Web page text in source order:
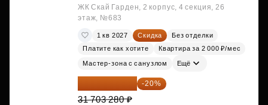
ЖК Скай Гарден, 2 корпус, 4 секция, 26
этаж, №683
1 кв 2027 Скидка
Без отделки
Платите как хотите
Квартира за 2 000 ₽/мес
Мастер-зона с санузлом Ещё
25 362 624 ₽ -20%
31 703 280 ₽